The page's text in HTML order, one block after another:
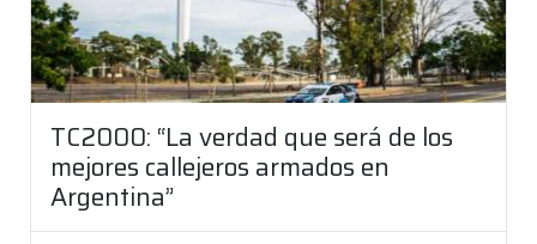
TC2000: “La verdad que será de los
mejores callejeros armados en
Argentina”